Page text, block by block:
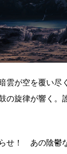
雲が空を覆い尽
の旋律が響く。
らせ！ あの陰鬱